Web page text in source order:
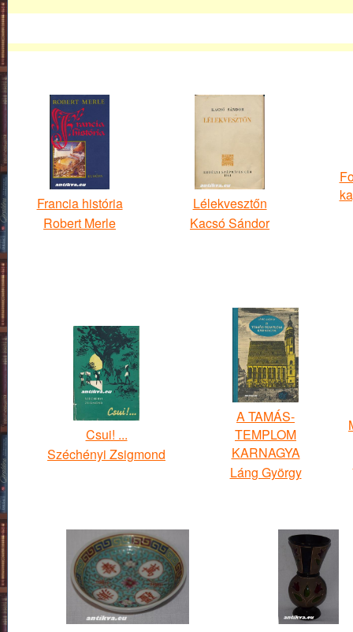
Francia história
Robert Merle
Lélekvesztőn
Kacsó Sándor
Csui! ...
Széchényi Zsigmond
A TAMÁS-
TEMPLOM
KARNAGYA
Láng György